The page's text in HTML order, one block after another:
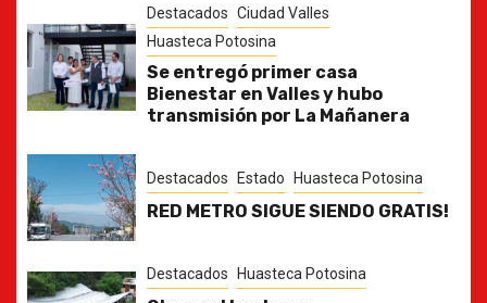
Destacados Ciudad Valles
Huasteca Potosina
Se entregó primer casa
Bienestar en Valles y hubo
transmisión por La Mañanera
Destacados Estado Huasteca Potosina
RED METRO SIGUE SIENDO GRATIS!
Destacados Huasteca Potosina